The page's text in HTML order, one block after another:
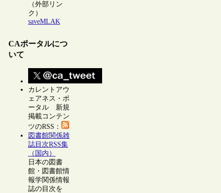
（外部リン
ク）
saveMLAK
CAポータルにつ
いて
カレントアウ
ェアネス・ポ
ータル 新規
掲載コンテン
ツのRSS：
図書館関係雑
誌目次RSS集
（国内）
日本の図書
館・図書館情
報学関係情報
誌の目次を